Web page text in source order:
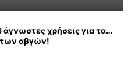
άγνωστες χρήσεις για τα…
αβγών!